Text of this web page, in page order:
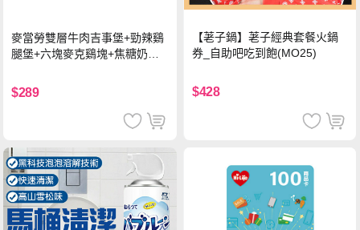
麥當勞雙層牛肉吉事堡+勁辣鷄
腿堡+六塊麥克鷄塊+焦糖奶茶
$289
【荖子鍋】荖子經典套餐火鍋
券_自助吧吃到飽(MO25)
$428